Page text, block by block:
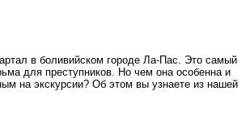
в боливийском городе Ла-Пас. Это самый
для преступников. Но чем она особенна и
на экскурсии? Об этом вы узнаете из нашей